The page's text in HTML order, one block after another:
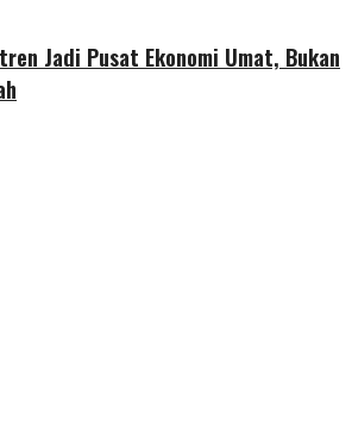
Jadi Pusat Ekonomi Umat, Bukan